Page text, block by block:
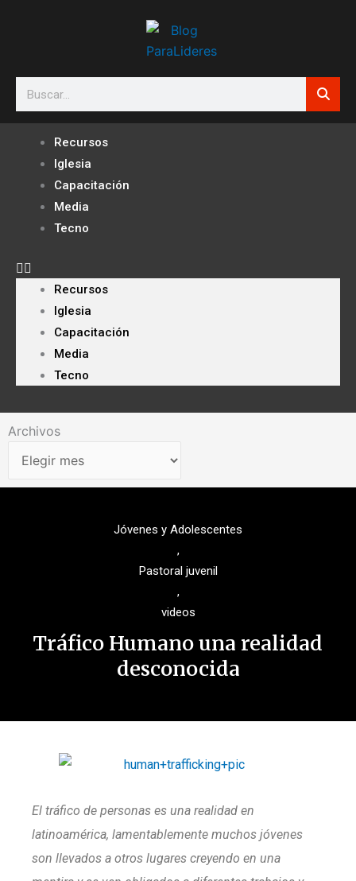
Search
Recursos
Iglesia
Capacitación
Media
Tecno
Recursos
Iglesia
Capacitación
Media
Tecno
Archivos
Archivos
Jóvenes y Adolescentes
,
Pastoral juvenil
,
videos
Tráfico Humano una realidad
desconocida
El tráfico de personas es una realidad en
latinoamérica, lamentablemente muchos jóvenes
son llevados a otros lugares creyendo en una